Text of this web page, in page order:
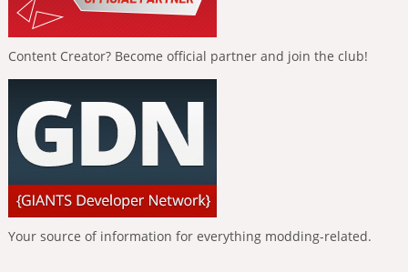
Content Creator? Become official partner and join the club!
Your source of information for everything modding-related.